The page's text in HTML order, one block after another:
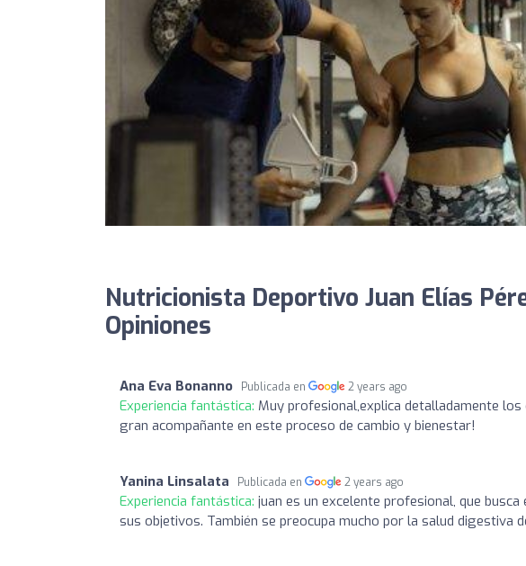
Nutricionista Deportivo Juan Elías
Opiniones
Ana Eva Bonanno Publicada en 2 years ago
Experiencia fantástica: Muy profesional,explica detalladamente
gran acompañante en este proceso de cambio y bienestar!
Yanina Linsalata Publicada en 2 years ago
Experiencia fantástica: juan es un excelente profesional, que
sus objetivos. También se preocupa mucho por la salud digestiva